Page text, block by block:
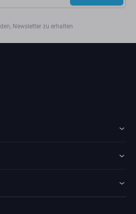
Newsletter zu erhalten